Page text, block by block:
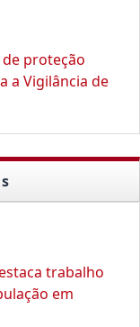
proteção
a Vigilância de
trabalho
em